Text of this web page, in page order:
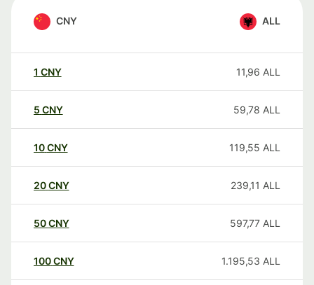
CNY ALL
1 CNY 11,96 ALL
5 CNY 59,78 ALL
10CNY 119,55 ALL
20CNY 239,11 ALL
50CNY 597,77 ALL
100CNY 1.195,53 ALL